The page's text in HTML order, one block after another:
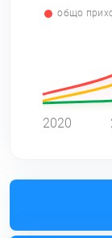
общо
2020